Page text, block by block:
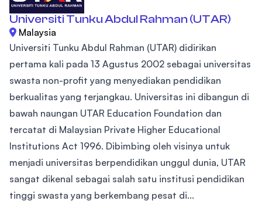
Universiti Tunku Abdul Rahman (UTAR)
Malaysia
Universiti Tunku Abdul Rahman (UTAR) didirikan
pertama kali pada 13 Agustus 2002 sebagai universitas
swasta non-profit yang menyediakan pendidikan
berkualitas yang terjangkau. Universitas ini dibangun di
bawah naungan UTAR Education Foundation dan
tercatat di Malaysian Private Higher Educational
Institutions Act 1996. Dibimbing oleh visinya untuk
menjadi universitas berpendidikan unggul dunia, UTAR
sangat dikenal sebagai salah satu institusi pendidikan
tinggi swasta yang berkembang pesat di...